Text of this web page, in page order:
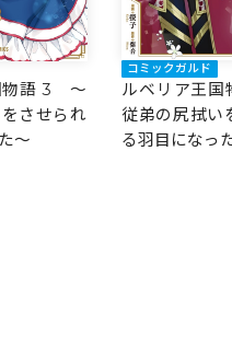
物語 3 ～
させられ
～
コミックガルド
ルベリア王
従弟の尻拭い
る羽目になっ